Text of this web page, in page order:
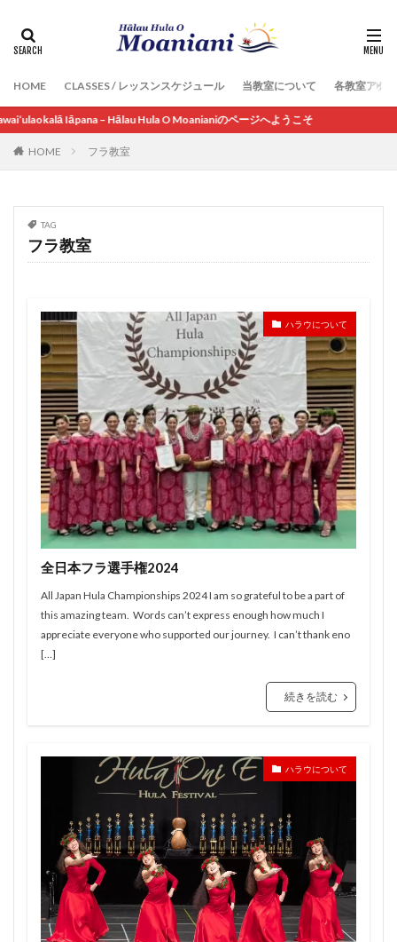
HOME CLASSES / レッスンスケジュール 当教室について 各教室アク
– Hālau Hula O Moanianiのページへようこそ
HOME フラ教室
TAG
フラ教室
ハラウについて
全日本フラ選手権2024
All Japan Hula Championships 2024 I am so grateful to be a part of
this amazing team. Words can’t express enough how much I
appreciate everyone who supported our journey. I can’t thank eno
[…]
続きを読む
ハラウについて